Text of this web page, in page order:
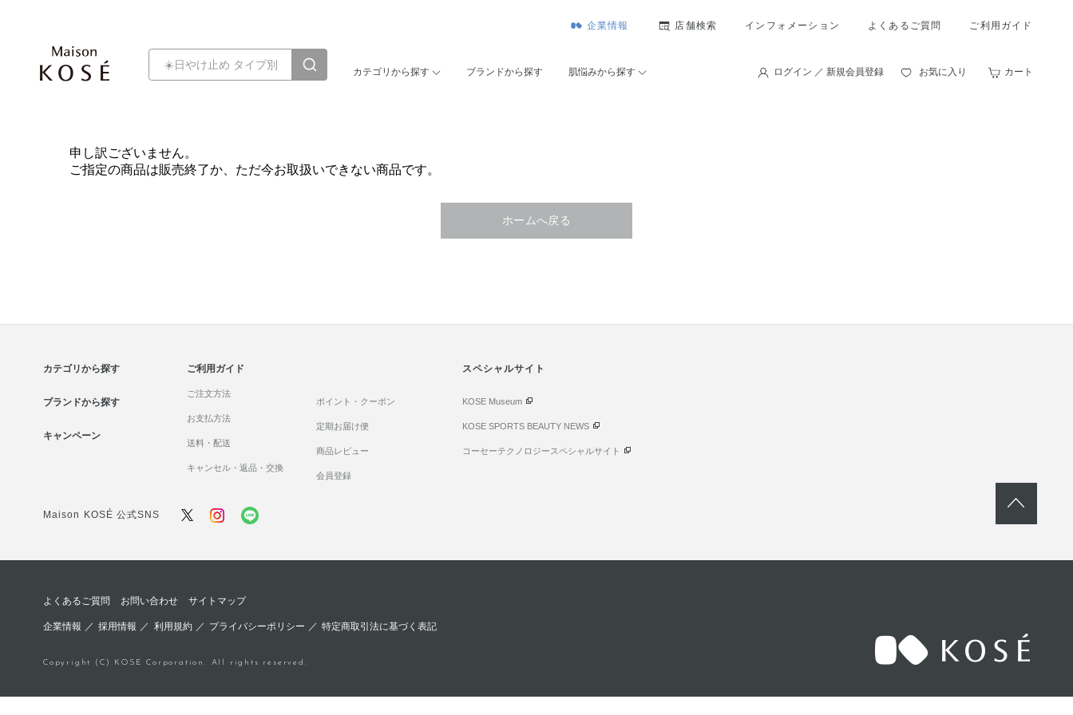
企業情報 店舗検索 インフォメーション よくあるご質問 ご利用ガイド
カテゴリから探す ブランドから探す 肌悩みから探す ログイン ／ 新規会員登録 お気に入り カート
申し訳ございません。
ご指定の商品は販売終了か、ただ今お取扱いできない商品です。
ホームへ戻る
カテゴリから探す
ブランドから探す
キャンペーン
ご利用ガイド
ご注文方法
お支払方法
送料・配送
キャンセル・返品・交換
ポイント・クーポン
定期お届け便
商品レビュー
会員登録
スペシャルサイト
KOSE Museum
KOSE SPORTS BEAUTY NEWS
コーセーテクノロジースペシャルサイト
Maison KOSÉ 公式SNS
よくあるご質問 お問い合わせ サイトマップ
企業情報 ／採用情報 ／ 利用規約／ プライバシーポリシー ／ 特定商取引法に基づく表記
Copyright (C) KOSE Corporation. All rights reserved.